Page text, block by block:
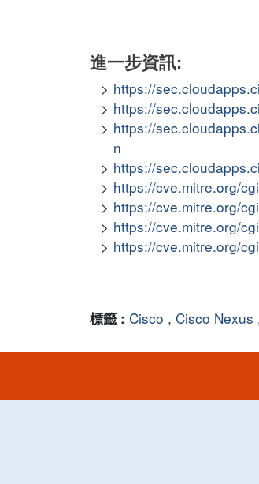
進一步資訊:
https://
https://
https://
n
https://
https://cve.mitre.org/
https://cve.mitre.org/
https://cve.mitre.org/
https://cve.mitre.org/
標籤 : Cisco , Cisco Nexus